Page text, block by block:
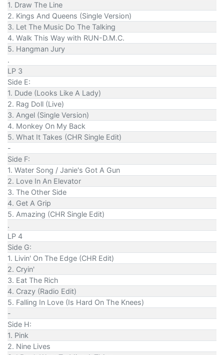
1. Draw The Line
2. Kings And Queens (Single Version)
3. Let The Music Do The Talking
4. Walk This Way with RUN-D.M.C.
5. Hangman Jury
.
LP 3
Side E:
1. Dude (Looks Like A Lady)
2. Rag Doll (Live)
3. Angel (Single Version)
4. Monkey On My Back
5. What It Takes (CHR Single Edit)
-
Side F:
1. Water Song / Janie's Got A Gun
2. Love In An Elevator
3. The Other Side
4. Get A Grip
5. Amazing (CHR Single Edit)
.
LP 4
Side G:
1. Livin' On The Edge (CHR Edit)
2. Cryin'
3. Eat The Rich
4. Crazy (Radio Edit)
5. Falling In Love (Is Hard On The Knees)
-
Side H:
1. Pink
2. Nine Lives